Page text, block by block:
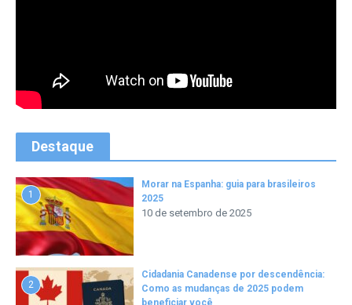
Destaque
1
Morar na Espanha: guia para brasileiros
2025
10 de setembro de 2025
2
Cidadania Canadense por descendência:
Como as mudanças de 2025 podem
beneficiar você